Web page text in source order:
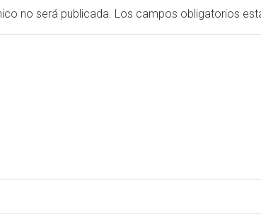
no será publicada. Los campos obligatorios